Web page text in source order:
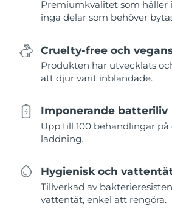
Premiumkvalitet som håller
inga delar som behöver
Cruelty-free och
Produkten har utvecklats
att djur varit inblandade.
Imponerande batteriliv
Upp till 100 behandlingar på
laddning.
Hygienisk och
Tillverkad av
vattentät, enkel att rengöra.